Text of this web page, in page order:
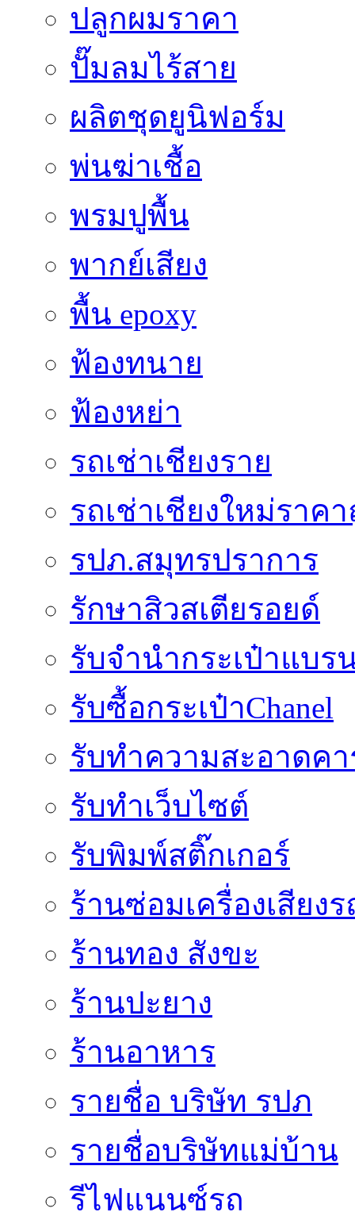
ปลูกผมราคา
ปั๊มลมไร้สาย
ผลิตชุดยูนิฟอร์ม
พ่นฆ่าเชื้อ
พรมปูพื้น
พากย์เสียง
พื้น epoxy
ฟ้องทนาย
ฟ้องหย่า
รถเช่าเชียงราย
รถเช่าเชียงใหม่ราค
รปภ.สมุทรปราการ
รักษาสิวสเตียรอยด์
รับจำนำกระเป๋าแบร
รับซื้อกระเป๋าChanel
รับทำความสะอาดค
รับทําเว็บไซต์
รับพิมพ์สติ๊กเกอร์
ร้านซ่อมเครื่องเสียง
ร้านทอง สังขะ
ร้านปะยาง
ร้านอาหาร
รายชื่อ บริษัท รปภ
รายชื่อบริษัทแม่บ้าน
รีไฟแนนซ์รถ